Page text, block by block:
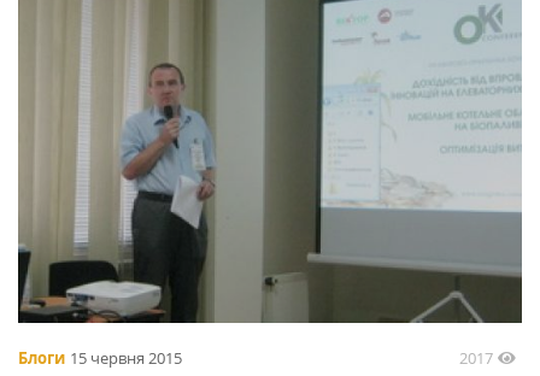
Блоги 15 червня 2015 2017